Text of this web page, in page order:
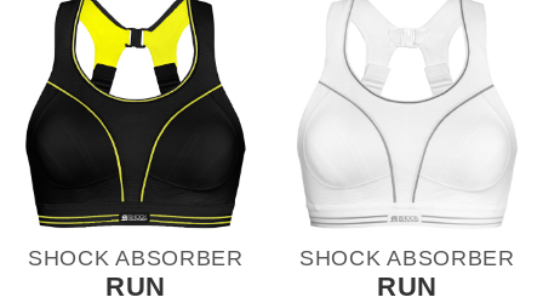
SHOCK ABSORBER
RUN
SHOCK ABSORBER
RUN